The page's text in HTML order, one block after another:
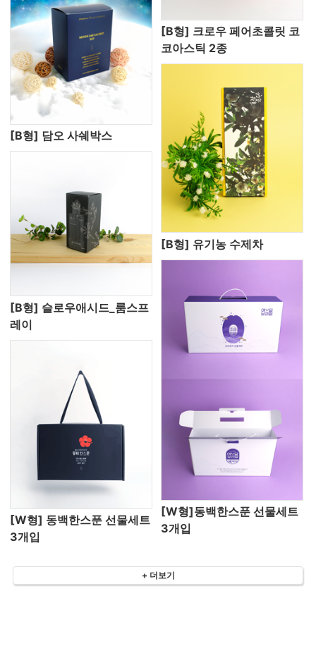
[B형] 담오 사쉐박스
[B형] 크로우 페어초콜릿 코
코아스틱 2종
[B형] 슬로우애시드_룸스프
레이
[B형] 유기농 수제차
[W형] 동백한스푼 선물세트
3개입
[W형]동백한스푼 선물세트
3개입
+ 더보기